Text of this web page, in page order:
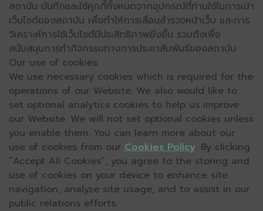
สถาบัน บันทึกและใช้คุกกี้ทั้งหมดจากอุปกรณ์ที่ท่านใช้ในการเข้า
เว็บไซต์ของสถาบัน เพื่อทำให้การเลื่อนสำรวจหน้าเว็บ และการ
วิเคราะห์การใช้เว็บไซต์มีประสิทธิภาพยิ่งขึ้น รวมถึงเพื่อ
สนับสนุนการทำกิจกรรมทางการประชาสัมพันธ์ของสถาบัน
Our use of cookies
We use necessary cookies which is required for the
operations of our Website. We also would like to
set optional analytics cookies to help us improve
our Website. We will not set optional cookies unless
you enable them. You can learn more about our
use of cookies from our Cookies Policy. By clicking
“Accept All Cookies”, you agree to the storing and
use of cookies on your device to enhance site
navigation, analyze site usage, and to assist in our
public relations efforts.